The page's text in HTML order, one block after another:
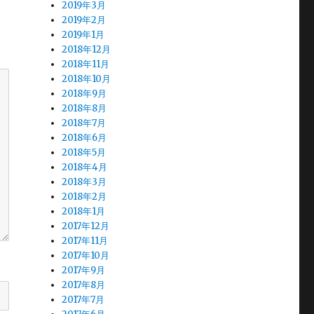
2019年3月
2019年2月
2019年1月
2018年12月
2018年11月
2018年10月
2018年9月
2018年8月
2018年7月
2018年6月
2018年5月
2018年4月
2018年3月
2018年2月
2018年1月
2017年12月
2017年11月
2017年10月
2017年9月
2017年8月
2017年7月